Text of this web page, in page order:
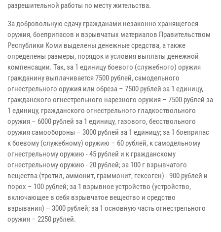
разрешительной работы по месту жительства.
За добровольную сдачу гражданами незаконно хранящегося
оружия, боеприпасов и взрывчатых материалов Правительством
Республики Коми выделены денежные средства, а также
определены размеры, порядок и условия выплаты денежной
компенсации. Так, за 1 единицу боевого (служебного) оружия
гражданину выплачивается 7500 рублей, самодельного
огнестрельного оружия или обреза – 7500 рублей за 1 единицу,
гражданского огнестрельного нарезного оружия – 7500 рублей за
1 единицу, гражданского огнестрельного гладкоствольного
оружия – 6000 рублей за 1 единицу, газового, бесствольного
оружия самообороны – 3000 рублей за 1 единицу; за 1 боеприпас
к боевому (служебному) оружию – 60 рублей, к самодельному
огнестрельному оружию - 45 рублей и к гражданскому
огнестрельному оружию - 20 рублей; за 100 г взрывчатого
вещества (тротил, аммонит, граммонит, гексоген) - 900 рублей и
порох – 100 рублей; за 1 взрывное устройство (устройство,
включающее в себя взрывчатое вещество и средство
взрывания) – 3000 рублей; за 1 основную часть огнестрельного
оружия – 2250 рублей.